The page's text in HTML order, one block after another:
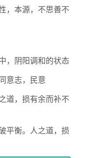
，本源，不思善不
，阴阳调和的状态
意志，民意
道，损有余而补不
平衡。人之道，损